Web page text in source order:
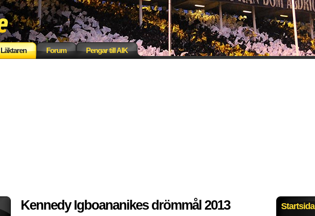
Läktaren Forum Pengar till AIK
Kennedy Igboananikes drömmål 2013 Startsida